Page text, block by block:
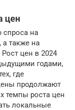
цен
спроса на
также на
цен в 2024
годами,
где
продолжают
темпы роста цен
локальные